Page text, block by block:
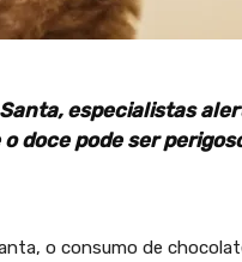
especialistas
doce pode ser
o consumo de